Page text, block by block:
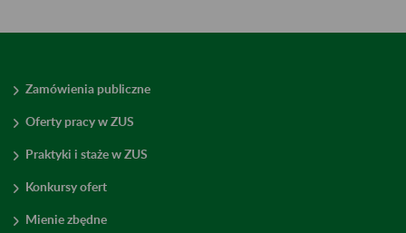
Zamówienia publiczne
Oferty pracy w ZUS
Praktyki i staże w ZUS
Konkursy ofert
Mienie zbędne